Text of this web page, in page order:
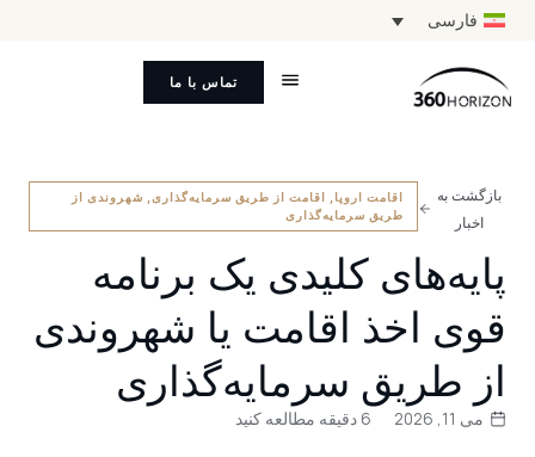
فارسی
تماس با ما
بازگشت به
اخبار
اقامت اروپا اقامت از طریق سرمایه‌گذاری
شهروندی از
طریق سرمایه‌گذاری
پایه‌های کلیدی یک برنامه
قوی اخذ اقامت یا شهروندی
از طریق سرمایه‌گذاری
می 11, 2026 6 دقیقه مطالعه کنید